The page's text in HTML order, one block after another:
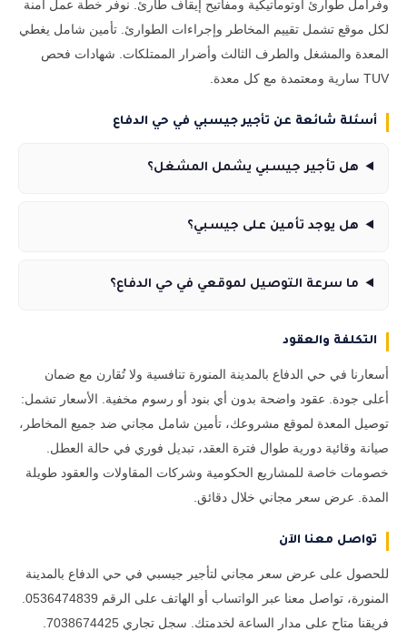
وفرامل طوارئ أوتوماتيكية ومفاتيح إيقاف طارئ. نوفر خطة عمل آمنة
لكل موقع تشمل تقييم المخاطر وإجراءات الطوارئ. تأمين شامل يغطي
المعدة والمشغل والطرف الثالث وأضرار الممتلكات. شهادات فحص
TUV سارية ومعتمدة مع كل معدة.
أسئلة شائعة عن تأجير جيسبي في حي الدفاع
هل تأجير جيسبي يشمل المشغل؟
هل يوجد تأمين على جيسبي؟
ما سرعة التوصيل لموقعي في حي الدفاع؟
التكلفة والعقود
أسعارنا في حي الدفاع بالمدينة المنورة تنافسية ولا تُقارن مع ضمان
أعلى جودة. عقود واضحة بدون أي بنود أو رسوم مخفية. الأسعار تشمل:
توصيل المعدة لموقع مشروعك، تأمين شامل مجاني ضد جميع المخاطر،
صيانة وقائية دورية طوال فترة العقد، تبديل فوري في حالة العطل.
خصومات خاصة للمشاريع الحكومية وشركات المقاولات والعقود طويلة
المدة. عرض سعر مجاني خلال دقائق.
تواصل معنا الآن
للحصول على عرض سعر مجاني لتأجير جيسبي في حي الدفاع بالمدينة
المنورة، تواصل معنا عبر الواتساب أو الهاتف على الرقم 0536474839.
فريقنا متاح على مدار الساعة لخدمتك. سجل تجاري 7038674425.